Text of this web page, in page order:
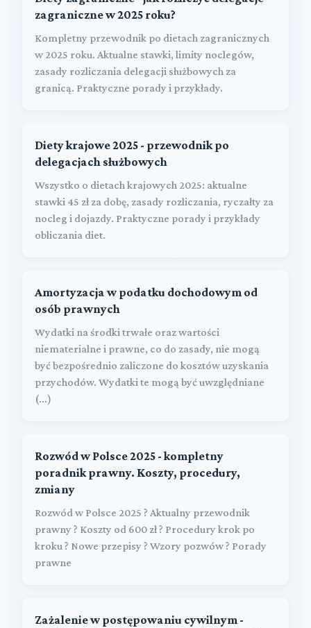
zagraniczne w 2025 roku?
Kompletny przewodnik po dietach zagranicznych
w 2025 roku. Aktualne stawki, limity noclegów,
zasady rozliczania delegacji służbowych za
granicą. Praktyczne porady i przykłady.
Diety krajowe 2025 - przewodnik po
delegacjach służbowych
Wszystko o dietach krajowych 2025: aktualne
stawki 45 zł za dobę, zasady rozliczania, ryczałty za
nocleg i dojazdy. Praktyczne porady i przykłady
obliczania diet.
Amortyzacja w podatku dochodowym od
osób prawnych
Wydatki na środki trwałe oraz wartości
niematerialne i prawne, co do zasady, nie mogą
być bezpośrednio zaliczone do kosztów uzyskania
przychodów. Wydatki te mogą być uwzględniane
(...)
Rozwód w Polsce 2025 - kompletny
poradnik prawny. Koszty, procedury,
zmiany
Rozwód w Polsce 2025 ? Aktualny przewodnik
prawny ? Koszty od 600 zł ? Procedury krok po
kroku ? Nowe przepisy ? Wzory pozwów ? Porady
prawne
Zażalenie w postępowaniu cywilnym -